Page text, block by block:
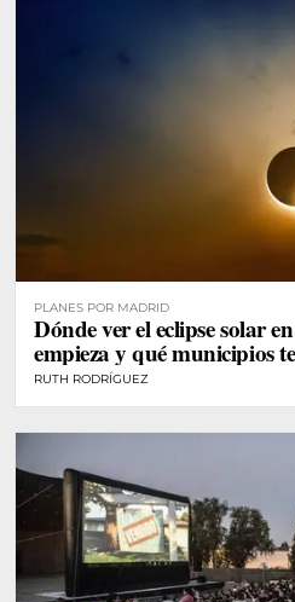
PLANES POR MADRID
Dónde ver el eclipse solar
empieza y qué municipios
RUTH RODRÍGUEZ